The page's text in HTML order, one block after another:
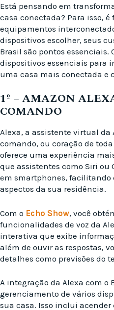
Está pensando em
casa conectada? Para isso,
equipamentos
dispositivos escolher, seus
Brasil são pontos essenciais.
dispositivos essenciais para
uma casa mais conectada e
1º – AMAZON
COMANDO
Alexa, a assistente virtual da
comando, ou coração de
oferece uma experiência
que assistentes como Siri ou
em smartphones, facilitando
aspectos da sua residência.
Com o Echo Show, você
funcionalidades de voz da
interativa que exibe
além de ouvir as respostas,
detalhes como previsões do
A integração da Alexa com o
gerenciamento de vários
sua casa. Isso inclui